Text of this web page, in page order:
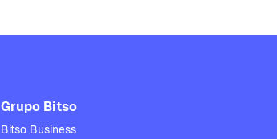
Grupo Bitso
Bitso Business